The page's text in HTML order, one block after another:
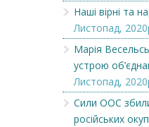
Наші вірні та
Листопад,
Марія
устрою
Листопад,
Сили ООС
російських